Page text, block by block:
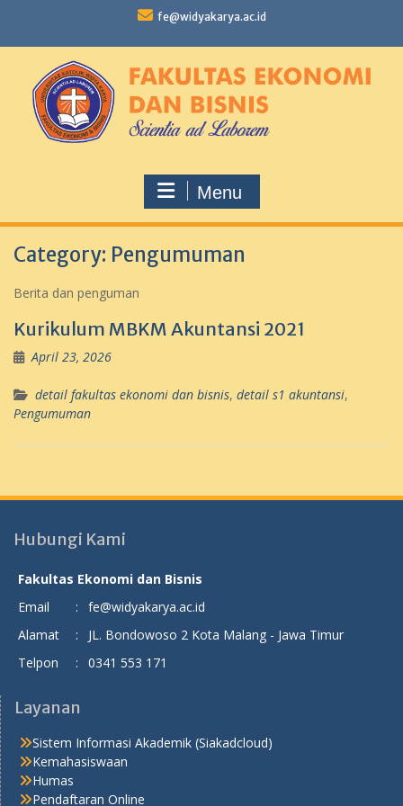
fe@widyakarya.ac.id
Menu
Category: Pengumuman
Berita dan penguman
Kurikulum MBKM Akuntansi 2021
April 23, 2026
detail fakultas ekonomi dan bisnis, detail s1 akuntansi,
Pengumuman
Hubungi Kami
Fakultas Ekonomi dan Bisnis
Email
:
fe@widyakarya.ac.id
Alamat
:
JL. Bondowoso 2 Kota Malang - Jawa Timur
Telpon
: 0341 553 171
Layanan
Sistem Informasi Akademik (Siakadcloud)
Kemahasiswaan
Humas
Pendaftaran Online